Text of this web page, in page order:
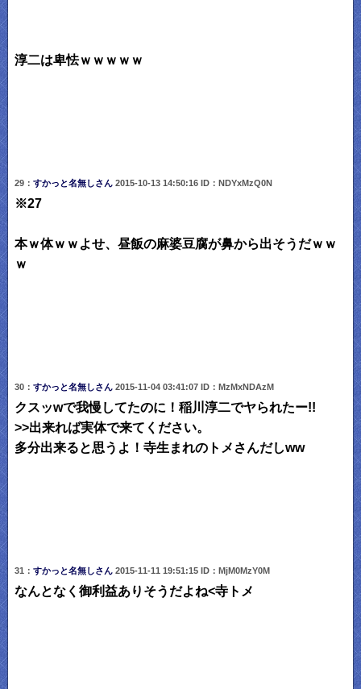
淳二は卑怯ｗｗｗｗｗ
29： すかっと名無しさん 2015-10-13 14:50:16 ID：NDYxMzQ0N
※27
本ｗ体ｗｗよせ、昼飯の麻婆豆腐が鼻から出そうだｗｗ
ｗ
30： すかっと名無しさん 2015-11-04 03:41:07 ID：MzMxNDAzM
クスッwで我慢してたのに！稲川淳二でヤられたー!!
>>出来れば実体で来てください。
多分出来ると思うよ！寺生まれのトメさんだしww
31： すかっと名無しさん 2015-11-11 19:51:15 ID：MjM0MzY0M
なんとなく御利益ありそうだよね<寺トメ